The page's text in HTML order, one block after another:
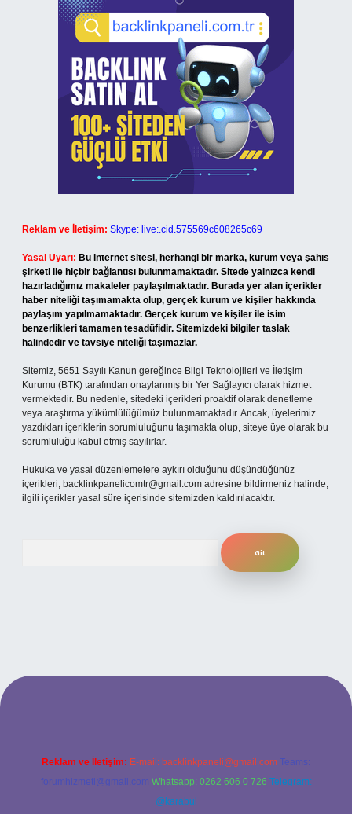
Reklam ve İletişim: Skype: live:.cid.575569c608265c69
Yasal Uyarı: Bu internet sitesi, herhangi bir marka, kurum veya şahıs
şirketi ile hiçbir bağlantısı bulunmamaktadır. Sitede yalnızca kendi
hazırladığımız makaleler paylaşılmaktadır. Burada yer alan içerikler
haber niteliği taşımamakta olup, gerçek kurum ve kişiler hakkında
paylaşım yapılmamaktadır. Gerçek kurum ve kişiler ile isim
benzerlikleri tamamen tesadüfidir. Sitemizdeki bilgiler taslak
halindedir ve tavsiye niteliği taşımazlar.
Sitemiz, 5651 Sayılı Kanun gereğince Bilgi Teknolojileri ve İletişim
Kurumu (BTK) tarafından onaylanmış bir Yer Sağlayıcı olarak hizmet
vermektedir. Bu nedenle, sitedeki içerikleri proaktif olarak denetleme
veya araştırma yükümlülüğümüz bulunmamaktadır. Ancak, üyelerimiz
yazdıkları içeriklerin sorumluluğunu taşımakta olup, siteye üye olarak bu
sorumluluğu kabul etmiş sayılırlar.
Hukuka ve yasal düzenlemelere aykırı olduğunu düşündüğünüz
içerikleri, backlinkpanelicomtr@gmail.com adresine bildirmeniz halinde,
ilgili içerikler yasal süre içerisinde sitemizden kaldırılacaktır.
bahis
Reklam ve İletişim: E-mail: backlinkpaneli@gmail.com Teams:
forumhizmeti@gmail.com Whatsapp: 0262 606 0 726 Telegram:
@karabul